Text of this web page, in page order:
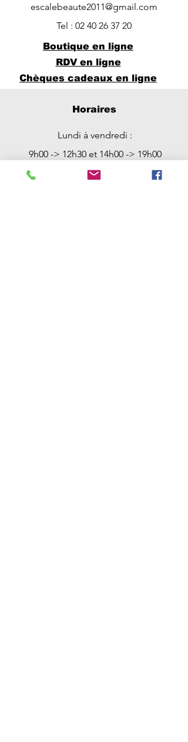
escalebeaute2011@gmail.com
Tel : 02 40 26 37 20
Boutique en ligne
RDV en ligne
Chèques cadeaux en ligne
Horaires
Lundi à vendredi :
9h00 -> 12h30 et 14h00 -> 19h00
Possibilité de RDV entre 12h30 et